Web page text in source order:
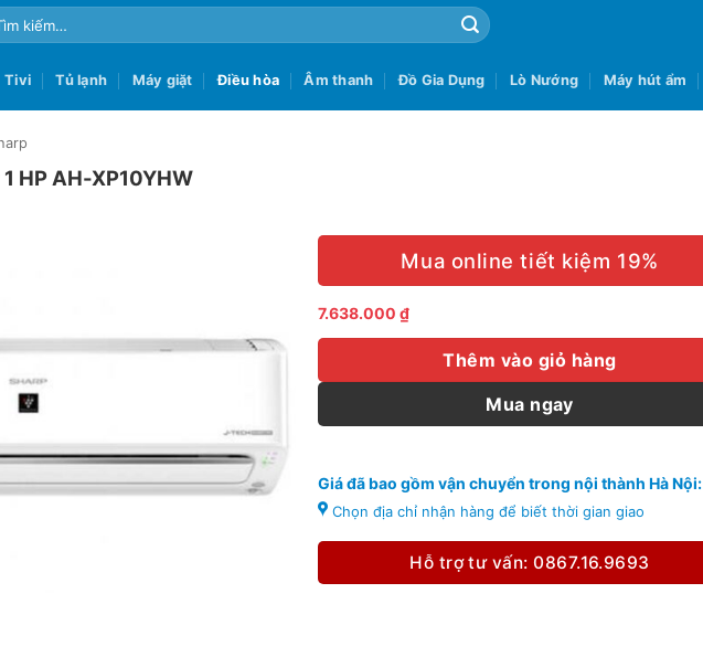
Tivi Tủ lạnh Máy giặt Điều hòa Âm thanh Đồ Gia Dụng Lò Nướng Máy hút ẩm
HP AH-XP10YHW
Mua online tiết kiệm 19%
7.638.000 ₫
Thêm vào giỏ hàng
Mua ngay
Giá đã bao gồm vận chuyển trong nội thành Hà Nội:
Chọn địa chỉ nhận hàng để biết thời gian giao
Hỗ trợ tư vấn: 0867.16.9693